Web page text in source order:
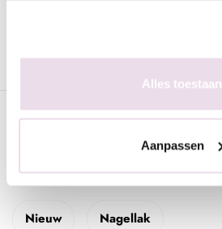
Alles toestaan
Aanpassen
Specificaties
Gerelateerde pagina's
Nieuw Nagellak